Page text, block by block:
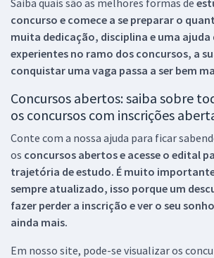
concurso e comece a se preparar o
muita dedicação, disciplina e uma
experientes no ramo dos concursos, a
conquistar uma vaga passa a ser bem
Concursos abertos: saiba sobre
os concursos com inscrições
Conte com a nossa ajuda para ficar
os concursos abertos e acesse o edital
trajetória de estudo. É muito
sempre atualizado, isso porque um
fazer perder a inscrição e ver o seu
ainda mais.
Em nosso site, pode-se visualizar os